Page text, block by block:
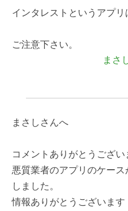
インタレストというアプリ
ご注意下さい。
まさ
まさしさんへ
コメントありがとうござい
悪質業者のアプリのケー
しました。
情報ありがとうございます